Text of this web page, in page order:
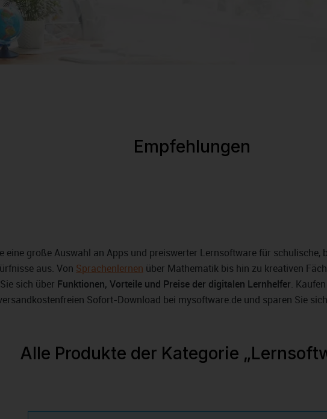
Empfehlungen
eine große Auswahl an Apps und preiswerter Lernsoftware für schulische,
aus. Von Sprachenlernen über Mathematik bis hin zu kreativen
sich über Funktionen, Vorteile und Preise der digitalen Lernhelfer.
Sofort-Download bei mysoftware.de und sparen Sie
Alle Produkte der Kategorie